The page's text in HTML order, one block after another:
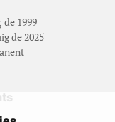
1999
de 2025